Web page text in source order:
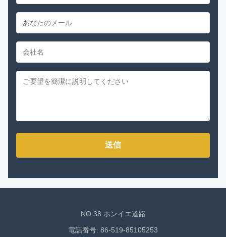
送信
NO.38 ホンイエ道路
電話番号: 86-519-85105253